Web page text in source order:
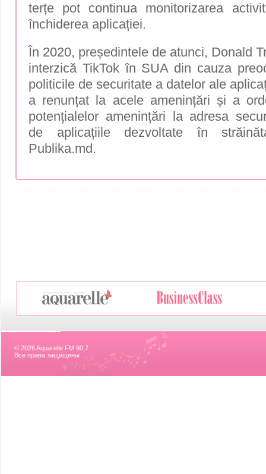
terțe pot continua monitorizarea
închiderea aplicației.
În 2020, președintele de atunci, Donald
interzică TikTok în SUA din cauza
politicile de securitate a datelor ale
a renunțat la acele amenințări și a
potențialelor amenințări la adresa
de aplicațiile dezvoltate în
Publika.md.
© 2026 Aquarelle FM 90,7
Все права защищены